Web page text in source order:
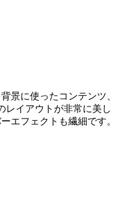
景に使ったコンテンツ、
レイアウトが非常に美し
エフェクトも繊細です。